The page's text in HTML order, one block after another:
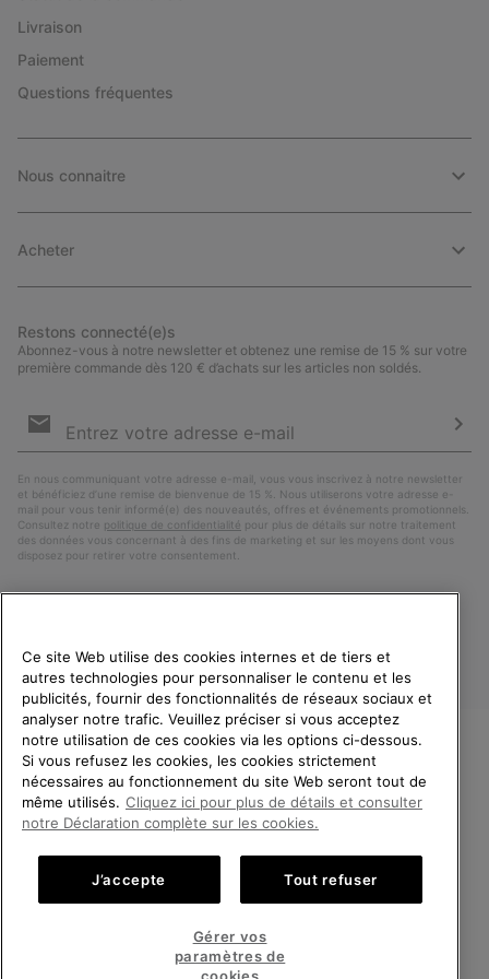
Livraison
Paiement
Questions fréquentes
Nous connaitre
Acheter
Restons connecté(e)s
Abonnez-vous à notre newsletter et obtenez une remise de 15 % sur votre
première commande dès 120 € d’achats sur les articles non soldés.
par
En nous communiquant votre adresse e-mail, vous vous inscrivez à notre newsletter
et bénéficiez d’une remise de bienvenue de 15 %. Nous utiliserons votre adresse e-
mail pour vous tenir informé(e) des nouveautés, offres et événements promotionnels.
Consultez notre politique de confidentialité pour plus de détails sur notre traitement
des données vous concernant à des fins de marketing et sur les moyens dont vous
disposez pour retirer votre consentement.
France
©2026 SOREL. Tous droits réservés.
Conditions Générales de Vente Garanties Légales Cookies
Impressum Public CBCR
Service client: Lun - Sam de 9h à 13h et de 14h à 18h
BIENVENUE CHEZ SOREL.
VEUILLEZ SÉLECTIONNER
VOTRE PAYS DE LIVRAISON.
Achats en ligne disponibles
Ce site Web utilise des cookies internes et de tiers et
autres technologies pour personnaliser le contenu et les
publicités, fournir des fonctionnalités de réseaux sociaux et
analyser notre trafic. Veuillez préciser si vous acceptez
notre utilisation de ces cookies via les options ci-dessous.
Si vous refusez les cookies, les cookies strictement
nécessaires au fonctionnement du site Web seront tout de
même utilisés. Cliquez ici pour plus de détails et consulter
notre Déclaration complète sur les cookies.
J’accepte Tout refuser
Gérer vos
paramètres de